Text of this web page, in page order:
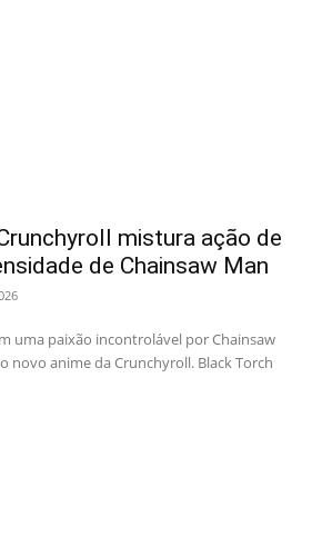
mistura ação de
de Chainsaw Man
uma paixão incontrolável por Chainsaw
novo anime da Crunchyroll. Black Torch